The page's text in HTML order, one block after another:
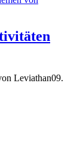
Leviathan09.